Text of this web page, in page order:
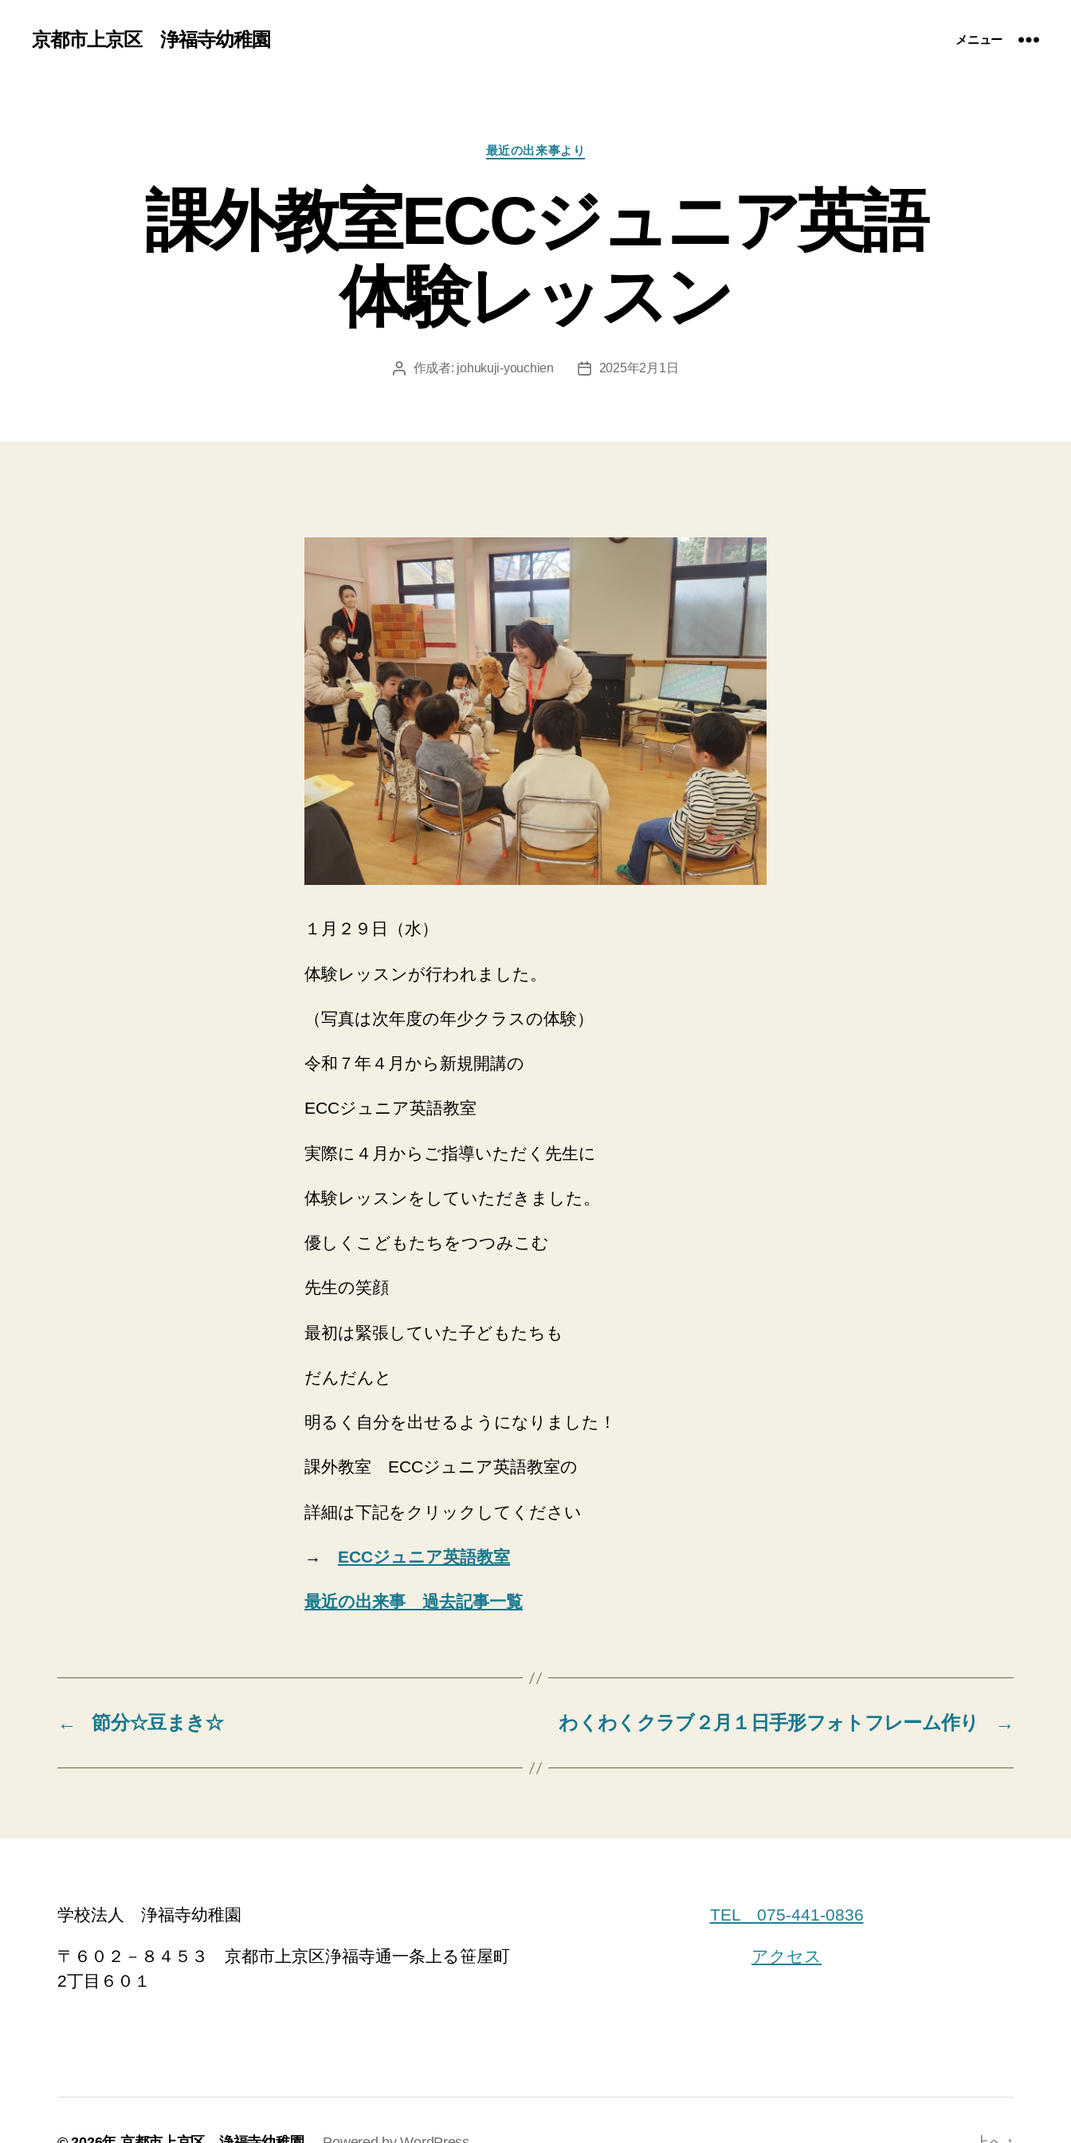
京都市上京区 浄福寺幼稚園 メニュー
カ
テ
ー
最近の出来事より
課外教室ECCジュニア英語
体験レッスン
投 作成者: johukuji-youchien
投
2025年2月1日
１月２９日（水）
体験レッスンが行われました。
（写真は次年度の年少クラスの体験）
令和７年４月から新規開講の
ECCジュニア英語教室
実際に４月からご指導いただく先生に
体験レッスンをしていただきました。
優しくこどもたちをつつみこむ
先生の笑顔
最初は緊張していた子どもたちも
だんだんと
明るく自分を出せるようになりました！
課外教室 ECCジュニア英語教室の
詳細は下記をクリックしてください
→ ECCジュニア英語教室
最近の出来事 過去記事一覧
← 節分☆豆まき☆ →
わくわくクラブ２月１日手形フォトフレーム作り
学校法人 浄福寺幼稚園
〒６０２－８４５３ 京都市上京区浄福寺通一条上る笹屋町
2丁目６０１
TEL 075-441-0836
アクセス